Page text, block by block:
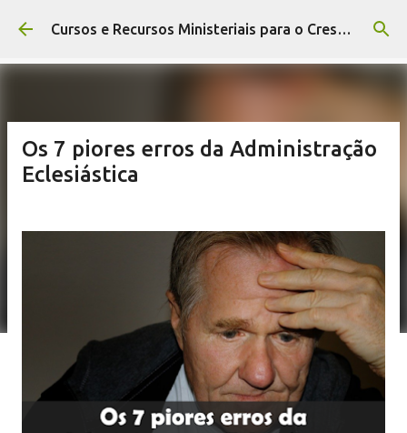
Pular para o conteúdo principal Cursos e Recursos Ministeriais para o Crescimento da Igreja
Os 7 piores erros da Administração
Eclesiástica